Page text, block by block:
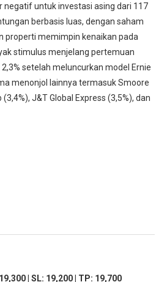
untuk investasi asing dari 117
berbasis luas, dengan saham
properti memimpin kenaikan pada
stimulus menjelang pertemuan
setelah meluncurkan model Ernie
menonjol lainnya termasuk Smoore
(3,4%), J&T Global Express (3,5%), dan
| SL: 19,200 | TP: 19,700